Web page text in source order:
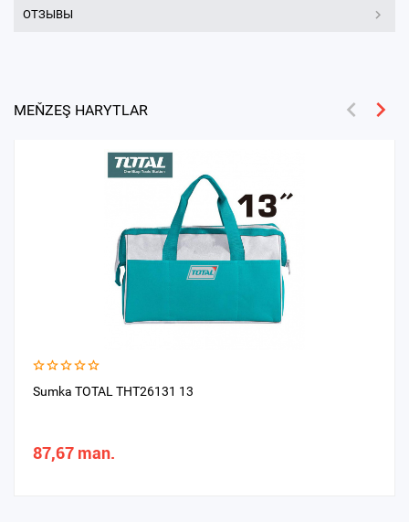
ОТЗЫВЫ
MEŇZEŞ HARYTLAR
Sumka TOTAL THT26131 13
87,67 man.